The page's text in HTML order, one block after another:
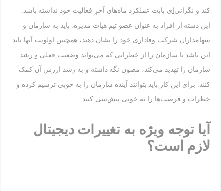
کند و نگرانی‌ ای بابت عملکرد ماه‌های آخرِ فعالیت خود نداشته باشد.
این دسته از افراد به عنوان عضو تیم هیات مدیره، باید به سازمان و
سهامداران شرکت وفاداری خود را نشان دهند، همچنین اولویت آنها باید
این باشد تا سازمان را از خطراتی که می‌تواند وضعیت فعلی و رشد
سازمان را تهدید می‌کند، مصون نگه داشته و به رشد ارزش آن کمک
کنند. برای این کار باید بتوانند آینده سازمان را به خوبی ترسیم کرده و
خطرات و فرصت‌ها را به خوبی پیش‌بینی کنند.
آیا توجه ویژه به تغییرات دیجیتال
لازم است؟